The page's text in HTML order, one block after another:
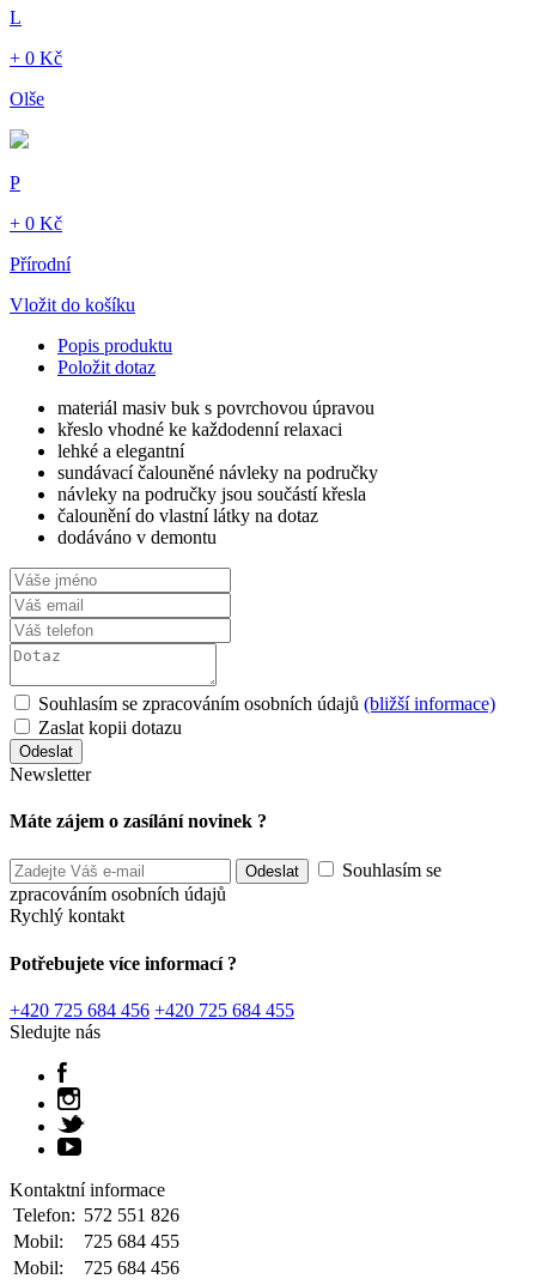
L
+ 0 Kč
Olše
P
+ 0 Kč
Přírodní
Vložit do košíku
Popis produktu
Položit dotaz
materiál masiv buk s povrchovou úpravou
křeslo vhodné ke každodenní relaxaci
lehké a elegantní
sundávací čalouněné návleky na područky
návleky na područky jsou součástí křesla
čalounění do vlastní látky na dotaz
dodáváno v demontu
Souhlasím se zpracováním osobních údajů (bližší informace)
Zaslat kopii dotazu
Newsletter
Máte zájem o zasílání novinek ?
Souhlasím se
zpracováním osobních údajů
Rychlý kontakt
Potřebujete více informací ?
+420 725 684 456 +420 725 684 455
Sledujte nás
Kontaktní informace
Telefon: 572 551 826
Mobil:
725 684 455
Mobil:
725 684 456